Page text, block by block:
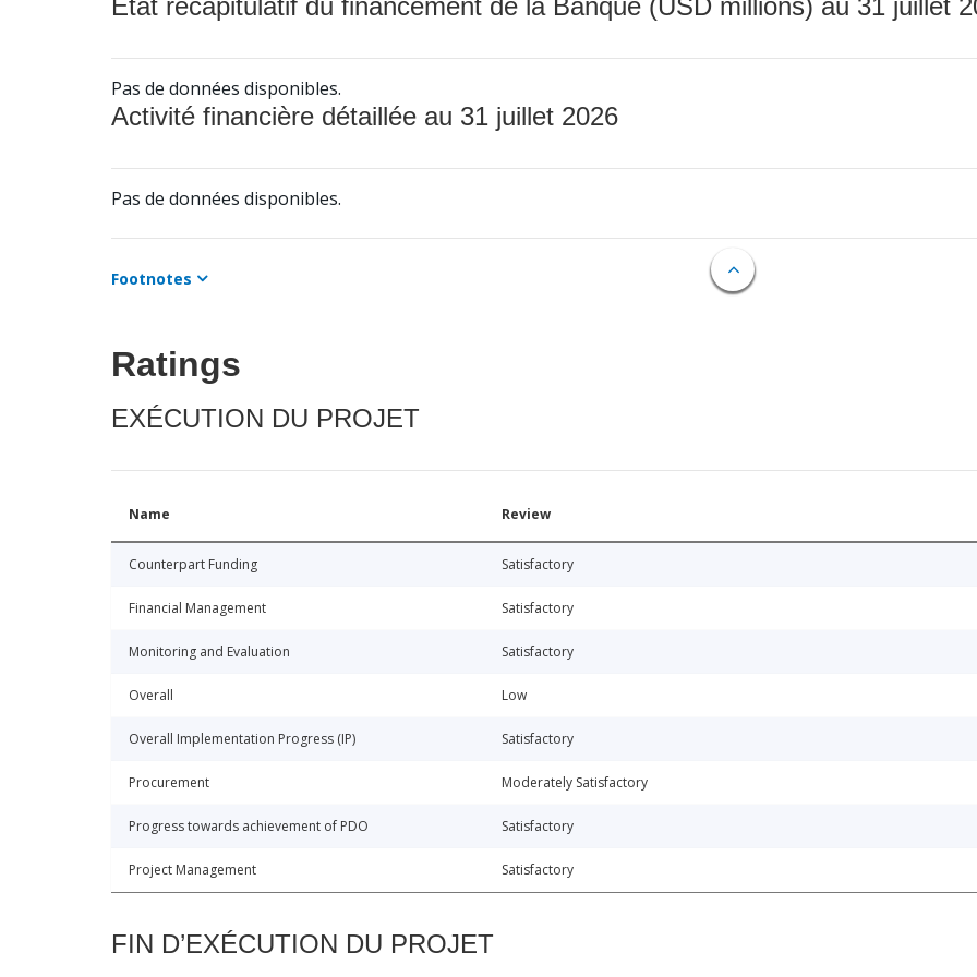
État récapitulatif du financement de la Banque (USD millions) au 31 juillet
Pas de données disponibles.
Activité financière détaillée au 31 juillet 2026
Pas de données disponibles.
Footnotes
Ratings
EXÉCUTION DU PROJET
Name Review
Counterpart Funding Satisfactory
Financial Management Satisfactory
Monitoring and Evaluation Satisfactory
Overall Low
Overall Implementation Progress (IP) Satisfactory
Procurement Moderately Satisfactory
Progress towards achievement of PDO Satisfactory
Project Management Satisfactory
FIN D’EXÉCUTION DU PROJET